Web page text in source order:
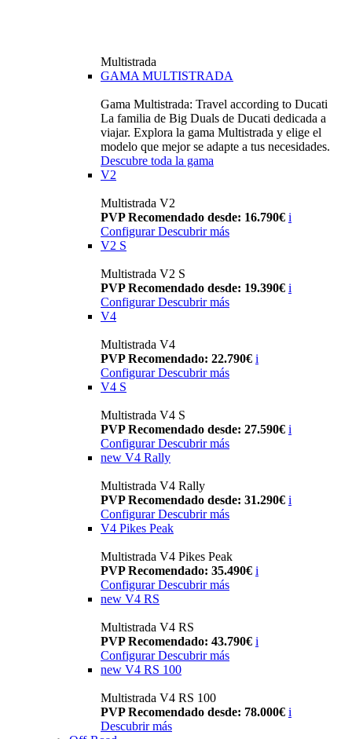
Multistrada
GAMA MULTISTRADA
Gama Multistrada: Travel according to Ducati
La familia de Big Duals de Ducati dedicada a
viajar. Explora la gama Multistrada y elige el
modelo que mejor se adapte a tus necesidades.
Descubre toda la gama
V2
Multistrada V2
PVP Recomendado desde: 16.790€ i
Configurar Descubrir más
V2 S
Multistrada V2 S
PVP Recomendado desde: 19.390€ i
Configurar Descubrir más
V4
Multistrada V4
PVP Recomendado: 22.790€ i
Configurar Descubrir más
V4 S
Multistrada V4 S
PVP Recomendado desde: 27.590€ i
Configurar Descubrir más
new V4 Rally
Multistrada V4 Rally
PVP Recomendado desde: 31.290€ i
Configurar Descubrir más
V4 Pikes Peak
Multistrada V4 Pikes Peak
PVP Recomendado: 35.490€ i
Configurar Descubrir más
new V4 RS
Multistrada V4 RS
PVP Recomendado: 43.790€ i
ConfigurarDescubrir más
new V4 RS 100
Multistrada V4 RS 100
PVP Recomendado desde: 78.000€ i
Descubrir más